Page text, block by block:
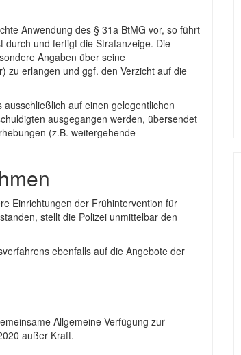
Anwendung des § 31a BtMG vor, so führt
durch und fertigt die Strafanzeige. Die
Angaben über seine
zu erlangen und ggf. den Verzicht auf die
auf einen gelegentlichen
ausgegangen werden, übersendet
(z.B. weitergehende
Einrichtungen der Frühintervention für
stellt die Polizei unmittelbar den
ebenfalls auf die Angebote der
Allgemeine Verfügung zur
außer Kraft.